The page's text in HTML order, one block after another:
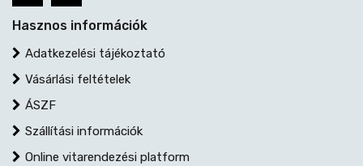
Hasznos információk
Adatkezelési tájékoztató
Vásárlási feltételek
ÁSZF
Szállítási információk
Online vitarendezési platform